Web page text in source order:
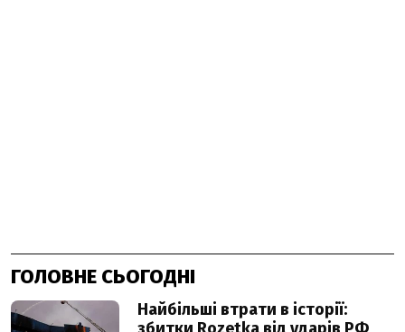
ГОЛОВНЕ СЬОГОДНІ
Найбільші втрати в історії: